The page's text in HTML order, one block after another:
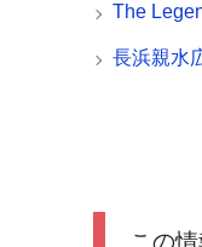
The
長浜親水
この